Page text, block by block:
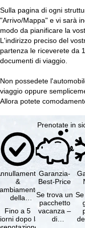
Sulla pagina di ogni
"Arrivo/Mappa" e vi sarà
modo da pianificare la
L'indirizzo preciso del
partenza le riceverete da
documenti di viaggio.
Non possedete
viaggio oppure
Allora potete
Prenotate in
&
della
gratuiti
Fino a 5
dopo la
Garanzia-
Best-Price
Se trova un
pacchetto
vacanza –
di